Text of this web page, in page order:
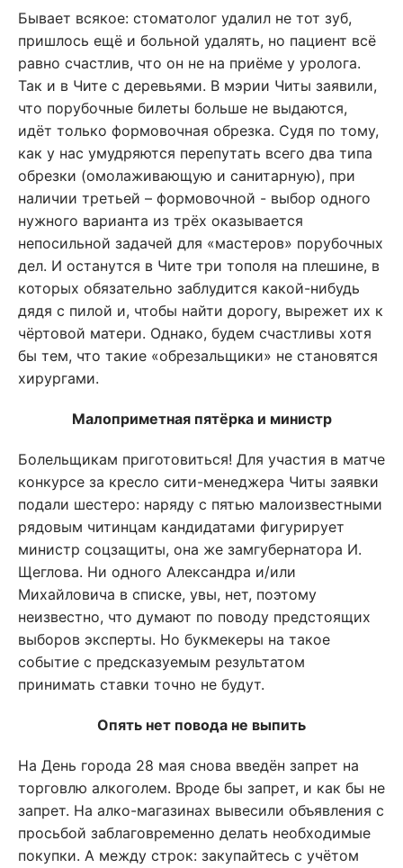
Бывает всякое: стоматолог удалил не тот зуб,
пришлось ещё и больной удалять, но пациент всё
равно счастлив, что он не на приёме у уролога.
Так и в Чите с деревьями. В мэрии Читы заявили,
что порубочные билеты больше не выдаются,
идёт только формовочная обрезка. Судя по тому,
как у нас умудряются перепутать всего два типа
обрезки (омолаживающую и санитарную), при
наличии третьей – формовочной - выбор одного
нужного варианта из трёх оказывается
непосильной задачей для «мастеров» порубочных
дел. И останутся в Чите три тополя на плешине, в
которых обязательно заблудится какой-нибудь
дядя с пилой и, чтобы найти дорогу, вырежет их к
чёртовой матери. Однако, будем счастливы хотя
бы тем, что такие «обрезальщики» не становятся
хирургами.
Малоприметная пятёрка и министр
Болельщикам приготовиться! Для участия в матче
конкурсе за кресло сити-менеджера Читы заявки
подали шестеро: наряду с пятью малоизвестными
рядовым читинцам кандидатами фигурирует
министр соцзащиты, она же замгубернатора И.
Щеглова. Ни одного Александра и/или
Михайловича в списке, увы, нет, поэтому
неизвестно, что думают по поводу предстоящих
выборов эксперты. Но букмекеры на такое
событие с предсказуемым результатом
принимать ставки точно не будут.
Опять нет повода не выпить
На День города 28 мая снова введён запрет на
торговлю алкоголем. Вроде бы запрет, и как бы не
запрет. На алко-магазинах вывесили объявления с
просьбой заблаговременно делать необходимые
покупки. А между строк: закупайтесь с учётом